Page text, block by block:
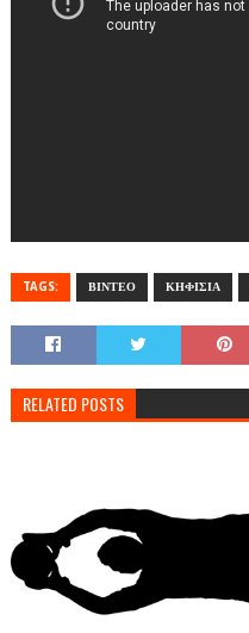
TAGS: ΒΙΝΤΕΟ ΚΗΦΙΣΙΑ
RELATED POSTS